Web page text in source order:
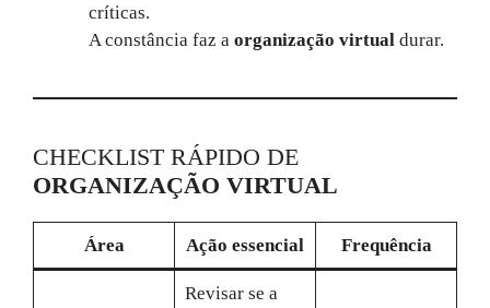
críticas.
A constância faz a organização virtual durar.
CHECKLIST RÁPIDO DE
ORGANIZAÇÃO VIRTUAL
Área Ação essencial Frequência
Revisar se a